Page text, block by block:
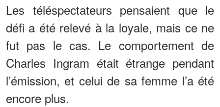
Les téléspectateurs pensaient que le
défi a été relevé à la loyale, mais ce ne
fut pas le cas. Le comportement de
Charles Ingram était étrange pendant
l’émission, et celui de sa femme l’a été
encore plus.